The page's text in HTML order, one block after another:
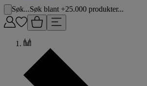
Søk...Søk blant +25.000 produkter...